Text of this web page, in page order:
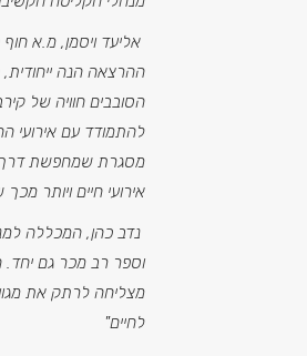
אליעד ויסמן, מ.א
ההרצאה הנה
הסובבים חוויה של
להתמודד עם אירועי
מסגרת שמחפשת דרך
אירועי חיים ויותר
נדב כהן, המכללה
וספר רב מכר גם יחד.
מצליחה לרתק את
לחיים"